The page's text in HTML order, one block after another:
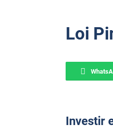
Loi
Investir